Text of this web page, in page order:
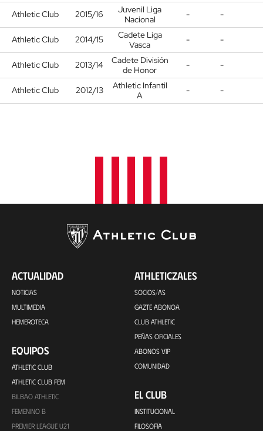
Athletic Club 2015/16
Juvenil Liga
Nacional
- -
Athletic Club 2014/15
Cadete Liga
Vasca
- -
Athletic Club 2013/14
Cadete División
de Honor
- -
Athletic Club 2012/13
Athletic Infantil
A
- -
ACTUALIDAD
NOTICIAS
MULTIMEDIA
HEMEROTECA
EQUIPOS
ATHLETIC CLUB
ATHLETIC CLUB FEM
BILBAO ATHLETIC
FEMENINO B
PREMIER LEAGUE U21
ATHLETICZALES
SOCIOS/AS
GAZTE ABONOA
CLUB ATHLETIC
PEÑAS OFICIALES
ABONOS VIP
COMUNIDAD
EL CLUB
INSTITUCIONAL
FILOSOFÍA